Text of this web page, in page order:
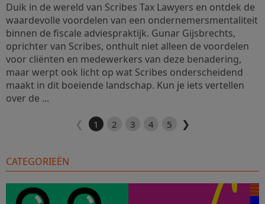
Duik in de wereld van Scribes Tax Lawyers en ontdek de
waardevolle voordelen van een ondernemersmentaliteit
binnen de fiscale adviespraktijk. Gunar Gijsbrechts,
oprichter van Scribes, onthult niet alleen de voordelen
voor cliënten en medewerkers van deze benadering,
maar werpt ook licht op wat Scribes onderscheidend
maakt in dit boeiende landschap. Kun je iets vertellen
over de ...
❮ 1 2 3 4 5 ❯
CATEGORIEËN